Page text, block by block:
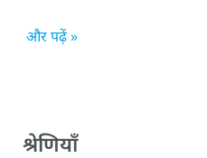
श्रेणियाँ
और पढ़ें »